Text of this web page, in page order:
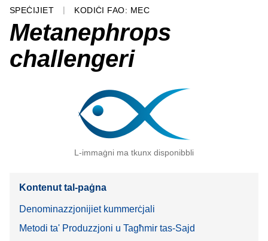
SPEĊIJIET KODIĊI FAO: MEC
Metanephrops
challengeri
L-immaġni ma tkunx disponibbli
Kontenut tal-paġna
Denominazzjonijiet kummerċjali
Metodi ta' Produzzjoni u Tagħmir tas-Sajd